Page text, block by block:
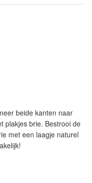
beide kanten naar
plakjes brie. Bestrooi de
met een laagje naturel